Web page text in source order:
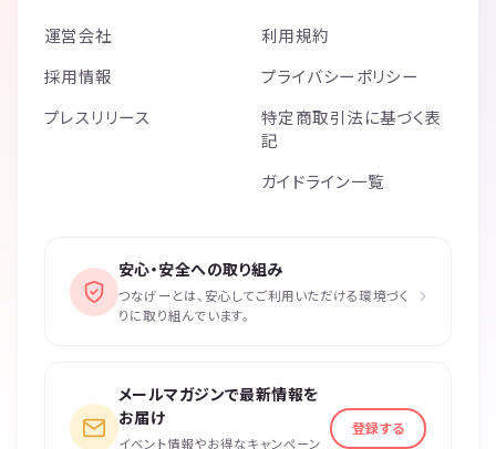
運営会社
採用情報
プレスリリース
利用規約
プライバシーポリシー
特定商取引法に基づく表
記
ガイドライン一覧
安心・安全への取り組み
つなげーとは、安心してご利用いただける環境づく
りに取り組んでいます。
›
メールマガジンで最新情報を
お届け
イベント情報やお得なキャンペーン
登録する